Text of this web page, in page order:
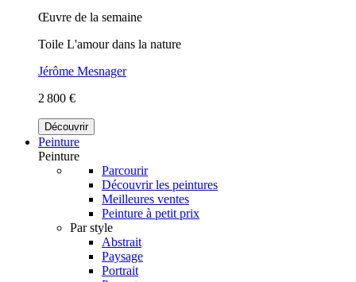
Œuvre de la semaine
Toile L'amour dans la nature
Jérôme Mesnager
2 800 €
Découvrir
Peinture
Peinture
Parcourir
Découvrir les peintures
Meilleures ventes
Peinture à petit prix
Par style
Abstrait
Paysage
Portrait